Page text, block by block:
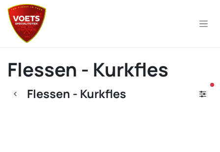
Overslaan naar inhoud
Flessen - Kurkfles
Flessen - Kurkfles